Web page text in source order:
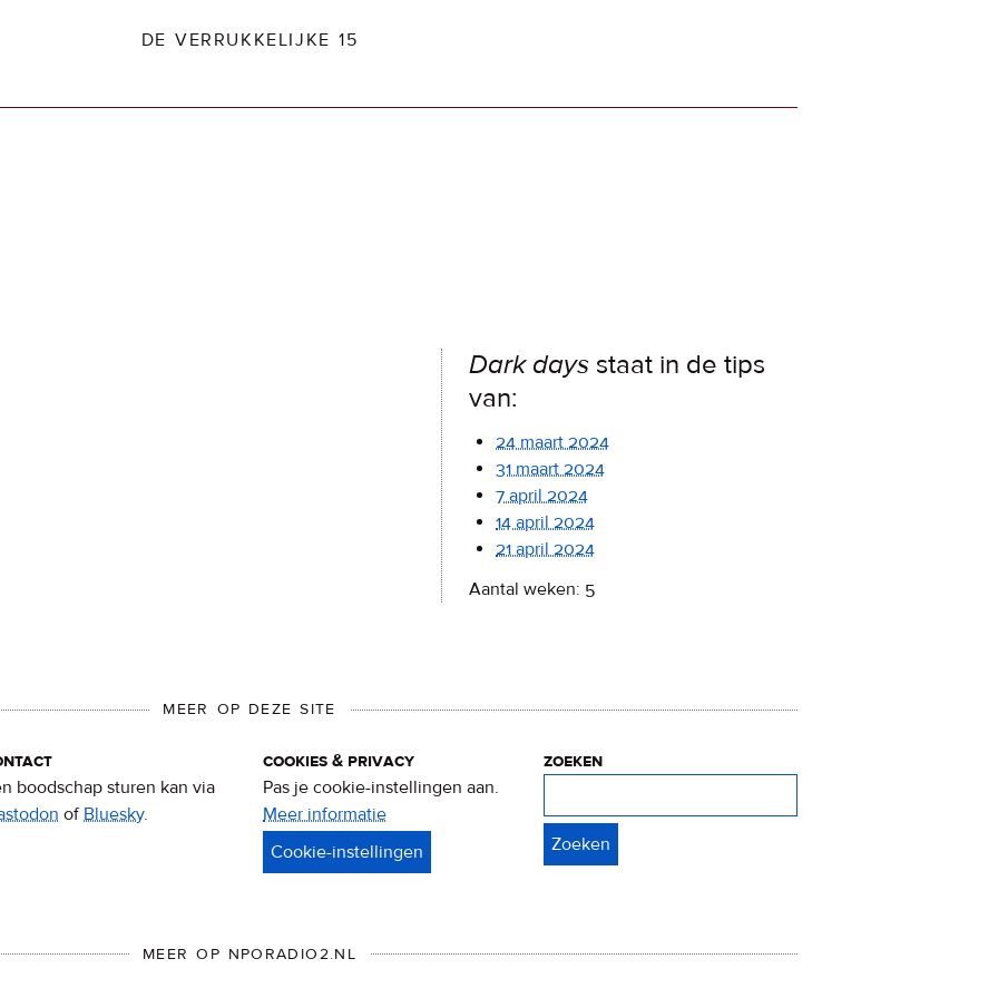
DE VERRUKKELIJKE 15
Dark days staat in de tips
van:
24 maart 2024
31 maart 2024
7 april 2024
14 april 2024
21 april 2024
Aantal weken: 5
MEER OP DEZE SITE
boodschap sturen kan via
ofBluesky.
cookies & privacy
Pas je cookie-instellingen aan.
Meer informatie
&
zoeken
MEER OP NPORADIO2.NL